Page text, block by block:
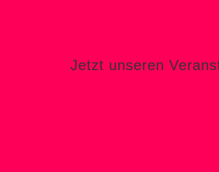
Jetzt unseren